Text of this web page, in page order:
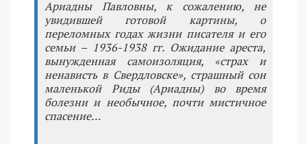
Ариадны Павловны, к сожалению, не
увидившей готовой картины, о
переломных годах жизни писателя и его
семьи – 1936-1938 гг. Ожидание ареста,
вынужденная самоизоляция, «страх и
ненависть в Свердловске», страшный сон
маленькой Риды (Ариадны) во время
болезни и необычное, почти мистичное
спасение…